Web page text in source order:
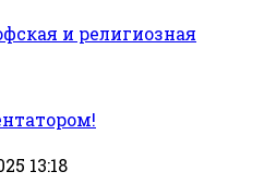
и религиозная
13:18